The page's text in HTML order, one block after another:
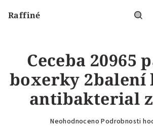
Raffiné
Ceceba 20965
boxerky 2balení
antibakterial
Průměrné
Neohodnoceno Podrobnosti